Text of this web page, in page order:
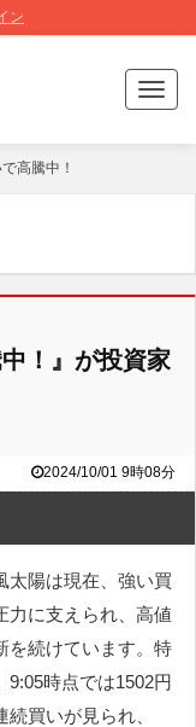
ン
T
o
g
a
高騰中！
！』が投資家
2024/10/01 9時08分
太陽は現在、強い買
力に支えられ、高値
を続けています。特
9:05時点では1502円
続買いが見られ、